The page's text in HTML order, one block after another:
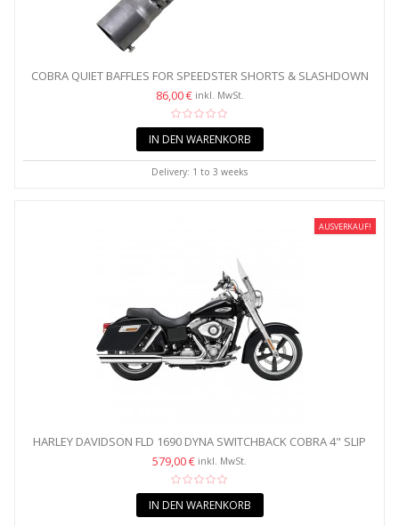
COBRA QUIET BAFFLES FOR SPEEDSTER SHORTS & SLASHDOWN
&...
86,00 € inkl. MwSt.
IN DEN WARENKORB
Delivery: 1 to 3 weeks
AUSVERKAUF!
HARLEY DAVIDSON FLD 1690 DYNA SWITCHBACK COBRA 4" SLIP
ON...
579,00 € inkl. MwSt.
IN DEN WARENKORB